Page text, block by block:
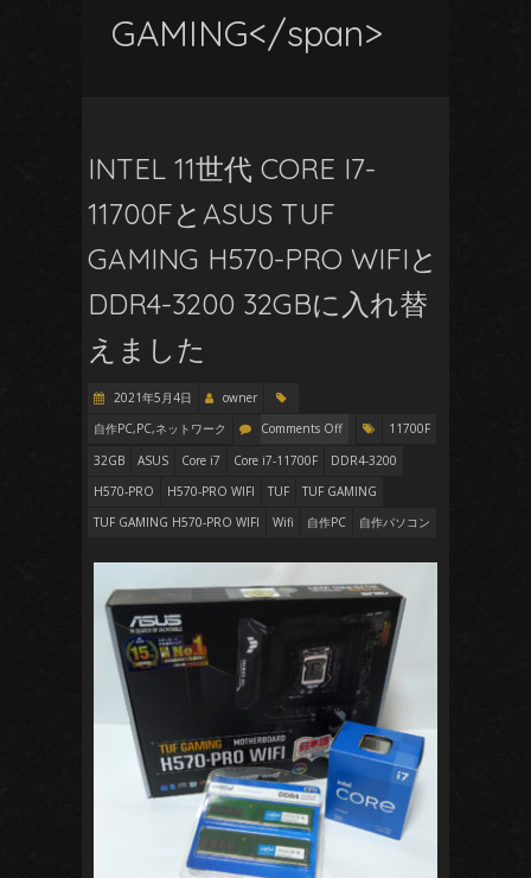
GAMING</span>
INTEL 11世代 CORE I7-
11700FとASUS TUF
GAMING H570-PRO WIFIと
DDR4-3200 32GBに入れ替
えました
2021年5月4日
owner
自作PC,PC,ネットワーク
Comments Off
11700F
32GB
ASUS Core i7 Core i7-11700F
DDR4-3200
H570-PRO
H570-PRO WIFI TUF
TUF GAMING
TUF GAMING H570-PRO WIFI
Wifi 自作PC 自作パソコン